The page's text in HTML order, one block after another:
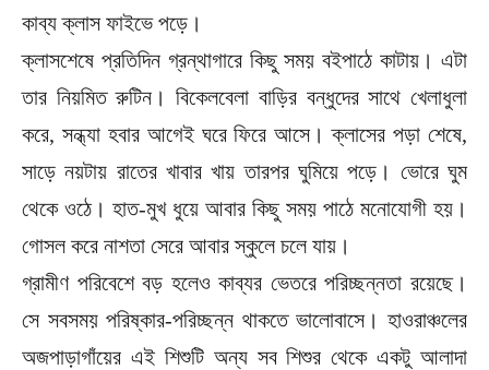
কাব্য ক্লাস ফাইভে পড়ে।
ক্লাসশেষে প্রতিদিন গ্রন্থাগারে কিছু সময় বইপাঠে কাটায়। এটা
তার নিয়মিত রুটিন। বিকেলবেলা বাড়ির বন্ধুদের সাথে খেলাধুলা
করে, সন্ধ্যা হবার আগেই ঘরে ফিরে আসে। ক্লাসের পড়া শেষে,
সাড়ে নয়টায় রাতের খাবার খায় তারপর ঘুমিয়ে পড়ে। ভোরে ঘুম
থেকে ওঠে। হাত-মুখ ধুয়ে আবার কিছু সময় পাঠে মনোযোগী হয়।
গোসল করে নাশতা সেরে আবার স্কুলে চলে যায়।
গ্রামীণ পরিবেশে বড় হলেও কাব্যর ভেতরে পরিচ্ছন্নতা রয়েছে।
সে সবসময় পরিষ্কার-পরিচ্ছন্ন থাকতে ভালোবাসে। হাওরাঞ্চলের
অজপাড়াগাঁয়ের এই শিশুটি অন্য সব শিশুর থেকে একটু আলাদা